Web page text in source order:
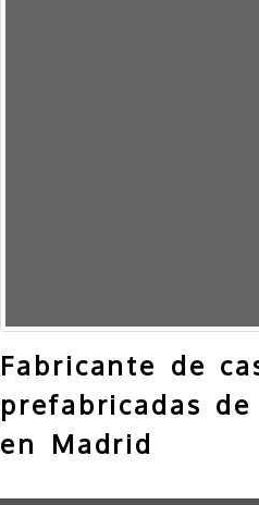
Fabricante de
prefabricadas de
en Madrid